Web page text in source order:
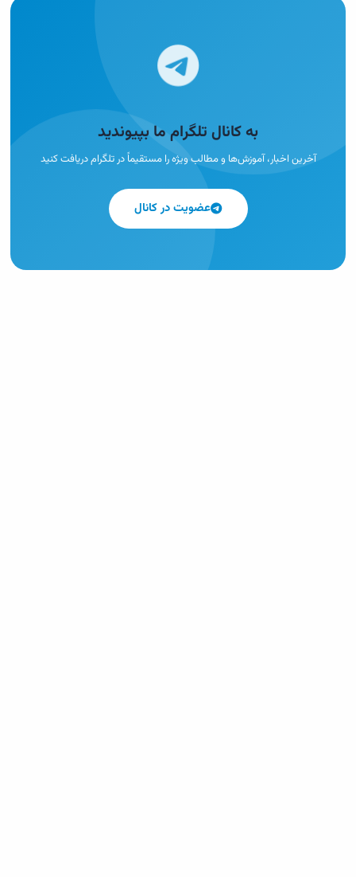
به کانال تلگرام ما بپیوندید
آخرین اخبار، آموزش‌ها و مطالب ویژه را مستقیماً در تلگرام دریافت کنید
عضویت در کانال